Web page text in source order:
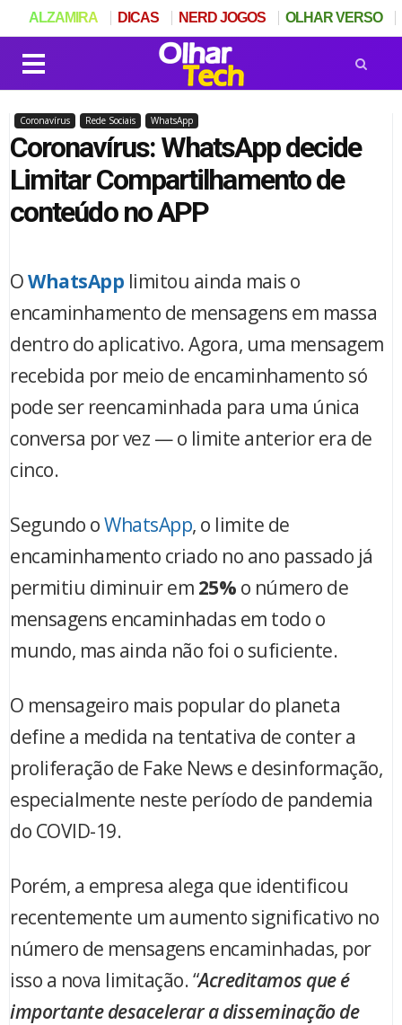
Coronavírus Rede Sociais WhatsApp
Coronavírus: WhatsApp decide
Limitar Compartilhamento de
conteúdo no APP
OWhatsApp limitou ainda mais o
encaminhamento de mensagens em massa
dentro do aplicativo. Agora, uma mensagem
recebida por meio de encaminhamento só
pode ser reencaminhada para uma única
conversa por vez — o limite anterior era de
cinco.
Segundo oWhatsApp, o limite de
encaminhamento criado no ano passado já
permitiu diminuir em 25% o número de
mensagens encaminhadas em todo o
mundo, mas ainda não foi o suficiente.
O mensageiro mais popular do planeta
define a medida na tentativa de conter a
proliferação de Fake News e desinformação,
especialmente neste período de pandemia
do COVID-19.
Porém, a empresa alega que identificou
recentemente um aumento significativo no
número de mensagens encaminhadas, por
isso a nova limitação. “Acreditamos que é
importante desacelerar a disseminação de
ALZAMIRA DICAS NERD JOGOS OLHAR VERSO